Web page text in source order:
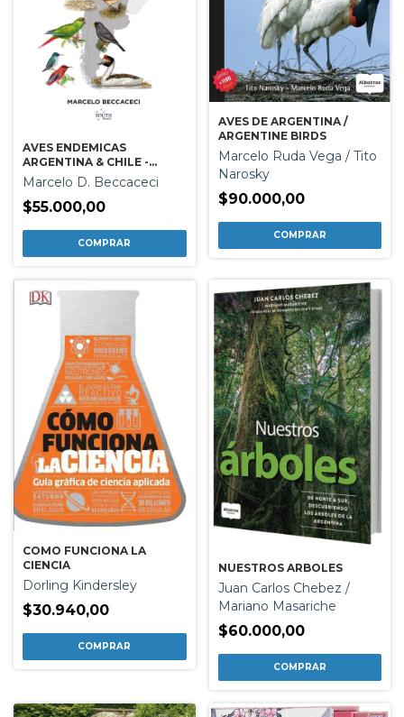
AVES ENDEMICAS
ARGENTINA & CHILE -
BILINGUE
Marcelo D. Beccaceci
$55.000,00
AVES DE ARGENTINA /
ARGENTINE BIRDS
Marcelo Ruda Vega / Tito
Narosky
$90.000,00
COMO FUNCIONA LA
CIENCIA
Dorling Kindersley
$30.940,00
NUESTROS ARBOLES
Juan Carlos Chebez /
Mariano Masariche
$60.000,00